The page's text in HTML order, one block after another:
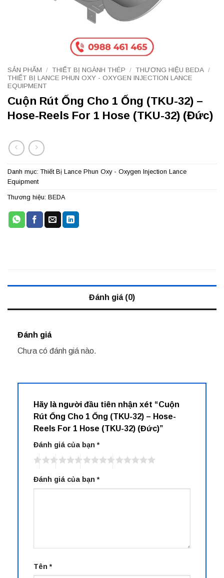
SẢN PHẨM / THIẾT BỊ NGÀNH THÉP / THƯƠNG HIỆU BEDA /
THIẾT BỊ LANCE PHUN OXY - OXYGEN INJECTION LANCE
EQUIPMENT
Cuộn Rút Ống Cho 1 Ống (TKU-32) –
Hose-Reels For 1 Hose (TKU-32) (Đức)
Danh mục:Thiết Bị Lance Phun Oxy - Oxygen Injection Lance
Equipment
Thương hiệu: BEDA
Đánh giá (0)
Đánh giá
Chưa có đánh giá nào.
Hãy là người đầu tiên nhận xét “Cuộn
Rút Ống Cho 1 Ống (TKU-32) – Hose-
Reels For 1 Hose (TKU-32) (Đức)”
Đánh giá của bạn*
Đánh giá của bạn*
Tên*